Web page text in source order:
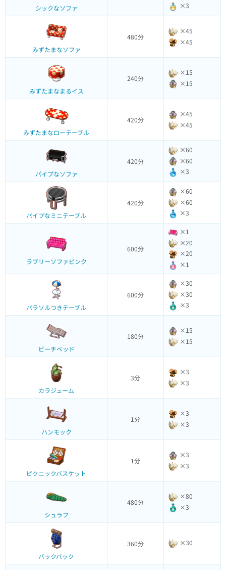
シックなソファ
×3
みずたまなソファ
480分
×45
×45
みずたまなまるイス
240分
×15
×15
みずたまなローテーブル
420分
×45
×45
パイプなソファ
420分
×60
×60
×3
パイプなミニテーブル
420分
×60
×60
×3
ラブリーソファピンク
600分
×1
×20
×20
×1
パラソルつきテーブル
600分
×30
×30
×3
ビーチベッド
180分
×15
×15
カラジューム
3分
×3
×3
ハンモック
1分
×3
×3
ピクニックバスケット
1分
×3
×3
シュラフ
480分
×80
×3
バックパック
360分 ×30